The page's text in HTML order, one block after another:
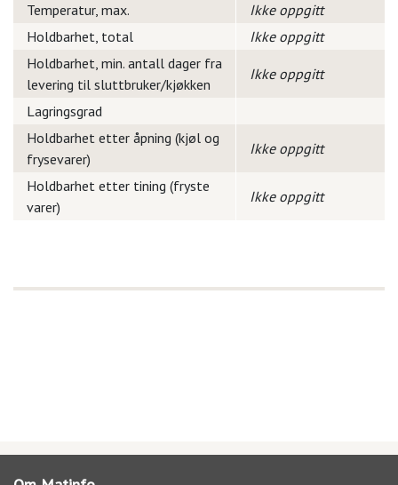
Temperatur, max.
Ikke oppgitt
Holdbarhet, total
Ikke oppgitt
Holdbarhet, min. antall dager fra
levering til sluttbruker/kjøkken
Ikke oppgitt
Lagringsgrad
Holdbarhet etter åpning (kjøl og
frysevarer)
Ikke oppgitt
Holdbarhet etter tining (fryste
varer)
Ikke oppgitt